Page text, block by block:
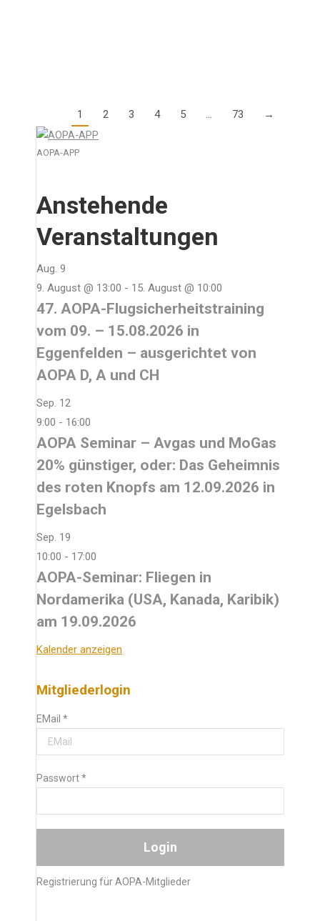
1 2 3 4 5 73 →
AOPA-APP
Anstehende
Veranstaltungen
Aug. 9
9. August @ 13:00 - 15. August @ 10:00
47. AOPA-Flugsicherheitstraining
vom 09. – 15.08.2026 in
Eggenfelden – ausgerichtet von
AOPA D, A und CH
Sep. 12
9:00 - 16:00
AOPA Seminar – Avgas und MoGas
20% günstiger, oder: Das Geheimnis
des roten Knopfs am 12.09.2026 in
Egelsbach
Sep. 19
10:00 - 17:00
AOPA-Seminar: Fliegen in
Nordamerika (USA, Kanada, Karibik)
am 19.09.2026
Kalender anzeigen
Mitgliederlogin
EMail *
Passwort*
Registrierung für AOPA-Mitglieder